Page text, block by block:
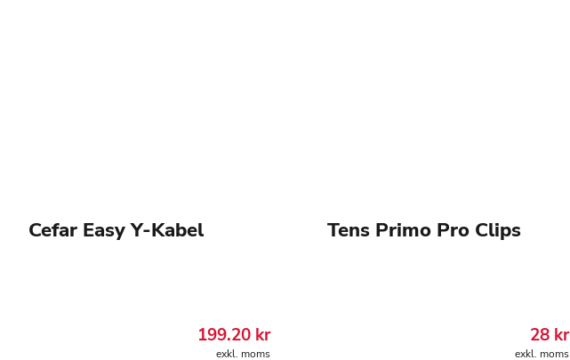
Cefar Easy Y-Kabel
199.20 kr
exkl. moms
Tens Primo Pro Clips
28 kr
exkl. moms